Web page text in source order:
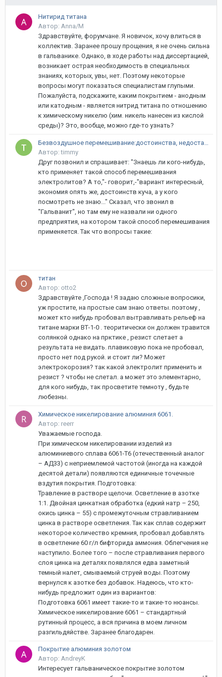
Нитирид титана
Автор: Anna/M
Здравствуйте, форумчане. Я новичок, хочу влиться в
коллектив. Заранее прошу прощения, я не очень сильна
в гальванике. Однако, в ходе работы над диссертацией,
возникает острая необходимость в специальных
знаниях, которых, увы, нет. Поэтому некоторые
вопросы могут показаться специалистам глупыми.
Пожалуйста, подскажите, каким покрытием - анодным
или катодным - является нитрид титана по отношению
к химическому никелю (хим. никель нанесен из кислой
среды)? Это, вообще, можно где-то узнать?
Автор: timmy
Друг позвонил и спрашивает: "Знаешь ли кого-нибудь,
кто применяет такой способ перемешивания
электролитов? А то,"- говорит,-"вариант интересный,
экономия опять же, достоинств куча, а у кого
посмотреть не знаю..." Сказал, что звонил в
"Гальванит", но там ему не назвали ни одного
предприятия, на котором такой способ перемешивания
применяется. Так что вопросы такие:
титан
Автор: otto2
Здравствуйте ,Господа ! Я задаю сложные вопросики,
уж простите, на простые сам знаю ответы. поэтому ,
может кто нибудь пробовал вытравливать рельеф на
титане марки ВТ-1-0 . теоритически он должен травится
солянкой однако на прктике , резист слетает а
результата не видать. плавиковую пока не пробовал,
просто нет под рукой. и стоит ли? Может
электрокорозия? так какой электролит применить и
резист ? чтобы не слетал. а может это элементарно,
для кого нибудь, так просветите темноту , будьте
любезны.
Химическое никелирование алюминия 6061.
Автор: reerr
Уважаемые господа.
При химическом никелировании изделий из
алюминиевого сплава 6061-Т6 (отечественный аналог
– АД33) с неприемлемой частотой (иногда на каждой
десятой детали) появляются единичные точечные
вздутия покрытия. Подготовка:
Травление в растворе щелочи. Осветление в азотке
1:1. Двойная цинкатная обработка (едкий натр – 250,
окись цинка – 55) с промежуточным стравливанием
цинка в растворе осветления. Так как сплав содержит
некоторое количество кремния, пробовал добавлять
в осветление 60 г/л бифторида аммония. Облегчения не
наступило. Более того – после стравливания первого
слоя цинка на деталях появлялся едва заметный
темный налет, смываемый струей воды. Поэтому
вернулся к азотке без добавок. Надеюсь, что кто-
нибудь предложит один из вариантов:
Подготовка 6061 имеет такие-то и такие-то нюансы.
Химическое никелирование 6061 – стандартный
рутинный процесс, а вся причина в моем личном
разгильдяйстве. Заранее благодарен.
Покрытие алюминия золотом
Автор: AndreyK
Интересует гальваническое покрытие золотом